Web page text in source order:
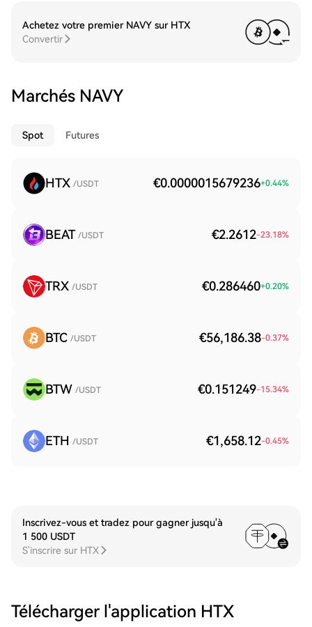
Achetez votre premier NAVY sur HTX
Convertir
Marchés NAVY
Spot Futures
HTX /USDT €0.0000015679236+0.44%
BEAT /USDT €2.2612-23.18%
TRX /USDT €0.286460+0.20%
BTC /USDT €56,186.38-0.37%
BTW /USDT €0.151249-15.34%
ETH /USDT €1,658.12-0.45%
Inscrivez-vous et tradez pour gagner jusqu'à
1 500 USDT
S'inscrire sur HTX
Télécharger l'application HTX